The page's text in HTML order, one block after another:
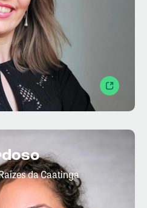
da Caatinga